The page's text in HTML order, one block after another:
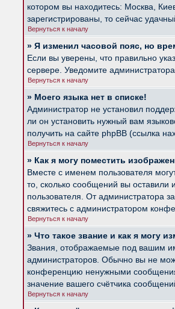
котором вы находитесь: Москва,
зарегистрированы, то сейчас
Вернуться к началу
» Я изменил часовой пояс, но
Если вы уверены, что правильно
сервере. Уведомите
Вернуться к началу
» Моего языка нет в списке!
Администратор не установил
ли он установить нужный вам
получить на сайте phpBB (ссылка
Вернуться к началу
» Как я могу поместить
Вместе с именем пользователя
то, сколько сообщений вы оставили
пользователя. От администратора
свяжитесь с администратором
Вернуться к началу
» Что такое звание и как я могу
Звания, отображаемые под вашим
администраторов. Обычно вы не
конференцию ненужными
значение вашего счётчика
Вернуться к началу